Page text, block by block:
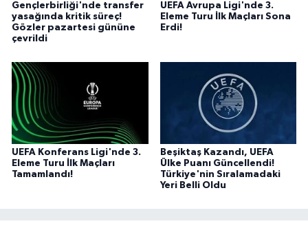
Gençlerbirliği'nde transfer
yasağında kritik süreç!
Gözler pazartesi gününe
çevrildi
UEFA Avrupa Ligi'nde 3.
Eleme Turu İlk Maçları Sona
Erdi!
UEFA Konferans Ligi'nde 3.
Eleme Turu İlk Maçları
Tamamlandı!
Beşiktaş Kazandı, UEFA
Ülke Puanı Güncellendi!
Türkiye'nin Sıralamadaki
Yeri Belli Oldu